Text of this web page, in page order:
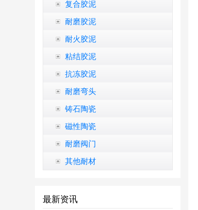
复合胶泥
耐磨胶泥
耐火胶泥
粘结胶泥
抗冻胶泥
耐磨弯头
铸石陶瓷
磁性陶瓷
耐磨阀门
其他耐材
最新资讯